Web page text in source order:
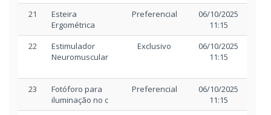
21
Esteira
Ergométrica
Preferencial
06/10/2025
11:15
22
Estimulador
Neuromuscular
Exclusivo
06/10/2025
11:15
23
Fotóforo para
iluminação no c
Preferencial
06/10/2025
11:15